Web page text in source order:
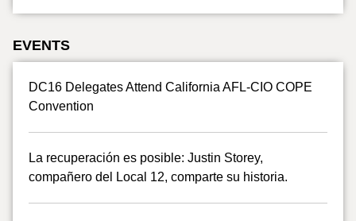
EVENTS
DC16 Delegates Attend California AFL-CIO COPE
Convention
La recuperación es posible: Justin Storey,
compañero del Local 12, comparte su historia.